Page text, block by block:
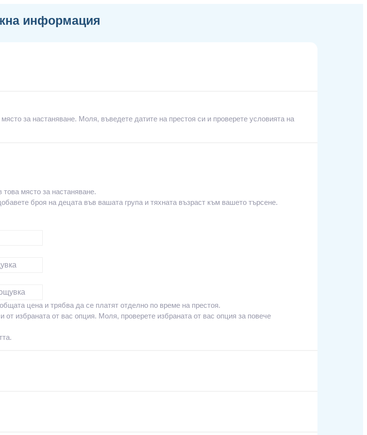
информация
за настаняване. Моля, въведете датите на престоя си и проверете условията на
това място за настаняване.
броя на децата във вашата група и тяхната възраст към вашето търсене.
цена и трябва да се платят отделно по време на престоя.
избраната от вас опция. Моля, проверете избраната от вас опция за повече